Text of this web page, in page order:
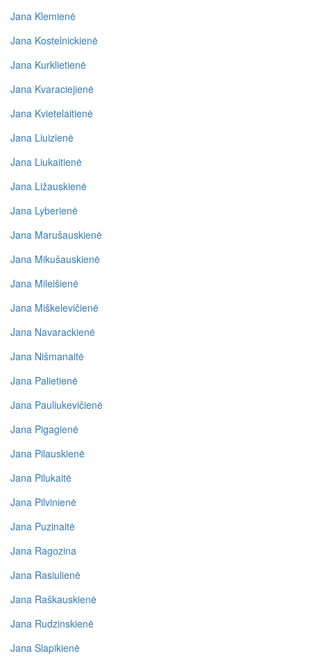
Jana Klemienė
Jana Kostelnickienė
Jana Kurklietienė
Jana Kvaraciejienė
Jana Kvietelaitienė
Jana Liuizienė
Jana Liukaitienė
Jana Ližauskienė
Jana Lyberienė
Jana Marušauskienė
Jana Mikušauskienė
Jana Mileišienė
Jana Miškelevičienė
Jana Navarackienė
Jana Nišmanaitė
Jana Palietienė
Jana Pauliukevičienė
Jana Pigagienė
Jana Pilauskienė
Jana Pilukaitė
Jana Pilvinienė
Jana Puzinaitė
Jana Ragozina
Jana Rasiulienė
Jana Raškauskienė
Jana Rudzinskienė
Jana Slapikienė